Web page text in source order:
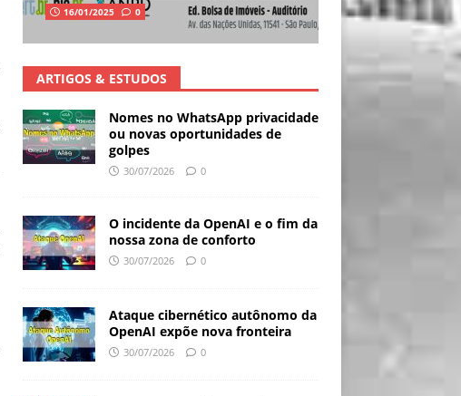
16/01/2025 0
ARTIGOS & ESTUDOS
Nomes no WhatsApp privacidade
ou novas oportunidades de
golpes
30/07/2026 0
O incidente da OpenAI e o fim da
nossa zona de conforto
30/07/2026 0
Ataque cibernético autônomo da
OpenAI expõe nova fronteira
30/07/2026 0